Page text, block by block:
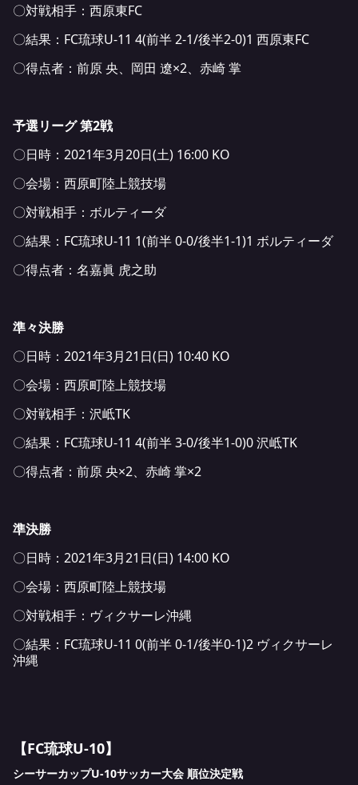
〇対戦相手：西原東FC
〇結果：FC琉球U-11 4(前半 2-1/後半2-0)1 西原東FC
〇得点者：前原 央、岡田 遼×2、赤崎 掌
予選リーグ 第2戦
〇日時：2021年3月20日(土) 16:00 KO
〇会場：西原町陸上競技場
〇対戦相手：ボルティーダ
〇結果：FC琉球U-11 1(前半 0-0/後半1-1)1 ボルティーダ
〇得点者：名嘉眞 虎之助
準々決勝
〇日時：2021年3月21日(日) 10:40 KO
〇会場：西原町陸上競技場
〇対戦相手：沢岻TK
〇結果：FC琉球U-11 4(前半 3-0/後半1-0)0 沢岻TK
〇得点者：前原 央×2、赤崎 掌×2
準決勝
〇日時：2021年3月21日(日) 14:00 KO
〇会場：西原町陸上競技場
〇対戦相手：ヴィクサーレ沖縄
〇結果：FC琉球U-11 0(前半 0-1/後半0-1)2 ヴィクサーレ
沖縄
【FC琉球U-10】
シーサーカップU-10サッカー大会 順位決定戦